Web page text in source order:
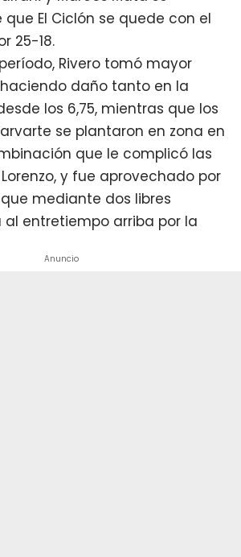
El Ciclón se quede con el
25-18.
Rivero tomó mayor
daño tanto en la
los 6,75, mientras que los
se plantaron en zona en
que le complicó las
y fue aprovechado por
mediante dos libres
entretiempo arriba por la
Anuncio